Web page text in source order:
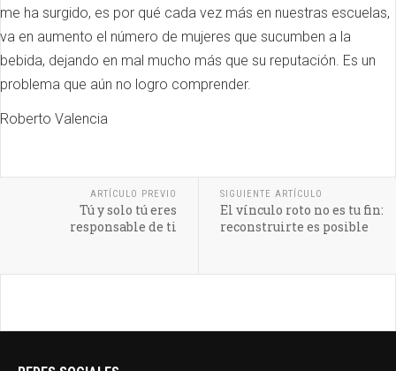
me ha surgido, es por qué cada vez más en nuestras escuelas,
va en aumento el número de mujeres que sucumben a la
bebida, dejando en mal mucho más que su reputación. Es un
problema que aún no logro comprender.
Roberto Valencia
ARTÍCULO PREVIO
Tú y solo tú eres
responsable de ti
SIGUIENTE ARTÍCULO
El vínculo roto no es tu fin:
reconstruirte es posible